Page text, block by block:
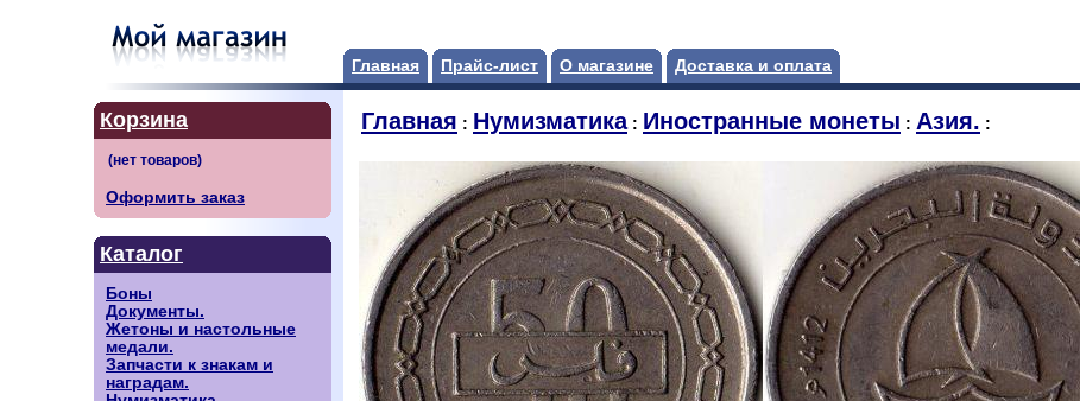
Главная Прайс-лист О магазине Доставка и оплата
Корзина
Оформить заказ
Каталог
Боны
Документы.
Жетоны и настольные
медали.
Запчасти к знакам и
наградам.
Главная : Нумизматика: Иностранные монеты : Азия. :